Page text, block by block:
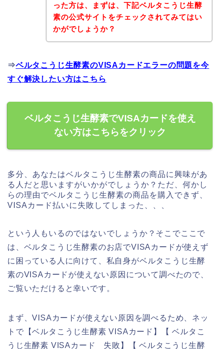
った方は、まずは、下記ベルタこうじ生酵
素の公式サイトをチェックされてみてはい
かがでしょうか？
⇒ベルタこうじ生酵素のVISAカードエラーの問題を今
すぐ解決したい方はこちら
ベルタこうじ生酵素でVISAカードを使え
ない方はこちらをクリック
多分、あなたはベルタこうじ生酵素の商品に興味があ
る人だと思いますがいかがでしょうか？ただ、何かし
らの理由でベルタこうじ生酵素の商品を購入できず、
VISAカード払いに失敗してしまった、、、
という人もいるのではないでしょうか？そこでここで
は、ベルタこうじ生酵素のお店でVISAカードが使えず
に困っている人に向けて、私自身がベルタこうじ生酵
素のVISAカードが使えない原因について調べたので、
ご覧いただけると幸いです。
まず、VISAカードが使えない原因を調べるため、ネッ
トで【ベルタこうじ生酵素 VISAカード】【 ベルタこ
うじ生酵素 VISAカード 失敗】【 ベルタこうじ生酵